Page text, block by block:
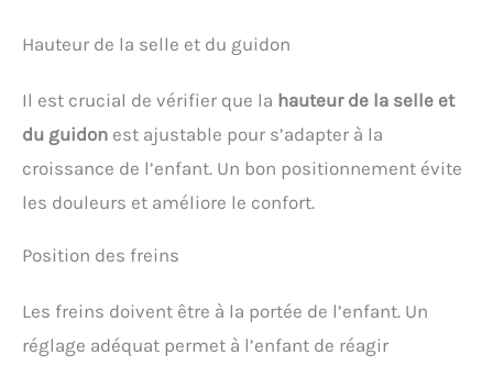
Hauteur de la selle et du guidon
Il est crucial de vérifier que la hauteur de la selle et
du guidon est ajustable pour s’adapter à la
croissance de l’enfant. Un bon positionnement évite
les douleurs et améliore le confort.
Position des freins
Les freins doivent être à la portée de l’enfant. Un
réglage adéquat permet à l’enfant de réagir